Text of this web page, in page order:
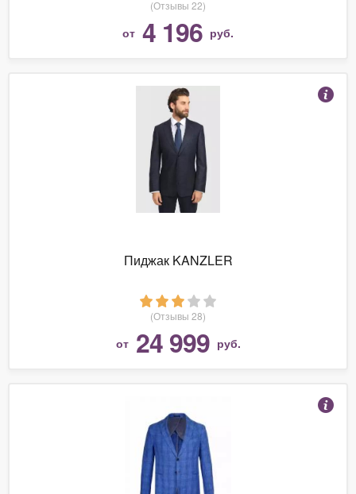
(Отзывы 22)
от 4 196 руб.
Пиджак KANZLER
(Отзывы 28)
от 24 999 руб.